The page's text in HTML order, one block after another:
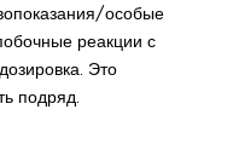
особые
реакции с
Это
подряд.